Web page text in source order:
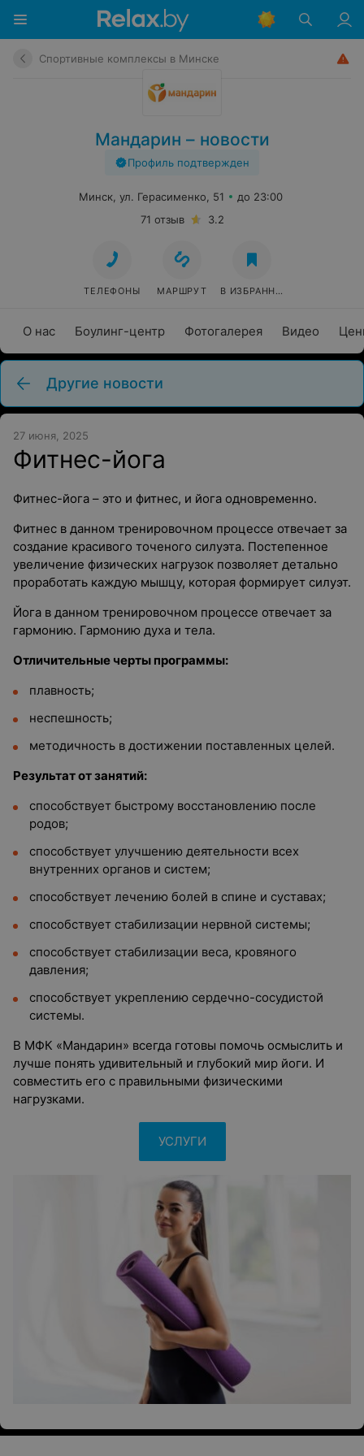
Спортивные комплексы в Минске
Мандарин – новости
Профиль подтвержден
О нас Боулинг-центр Фотогалерея Видео
Минск, ул. Герасименко, 51
до 23:00
71 отзыв
3.2
ТЕЛЕФОНЫ МАРШРУТ В ИЗБРАННОЕ
Другие новости
27 июня, 2025
Фитнес-йога
Фитнес-йога – это и фитнес, и йога одновременно.
Фитнес в данном тренировочном процессе отвечает за
создание красивого точеного силуэта. Постепенное
увеличение физических нагрузок позволяет детально
проработать каждую мышцу, которая формирует силуэт.
Йога в данном тренировочном процессе отвечает за
гармонию. Гармонию духа и тела.
Отличительные черты программы:
плавность;
неспешность;
методичность в достижении поставленных целей.
Результат от занятий:
способствует быстрому восстановлению после
родов;
способствует улучшению деятельности всех
внутренних органов и систем;
способствует лечению болей в спине и суставах;
способствует стабилизации нервной системы;
способствует стабилизации веса, кровяного
давления;
способствует укреплению сердечно-сосудистой
системы.
В МФК «Мандарин» всегда готовы помочь осмыслить и
лучше понять удивительный и глубокий мир йоги. И
совместить его с правильными физическими
нагрузками.
УСЛУГИ